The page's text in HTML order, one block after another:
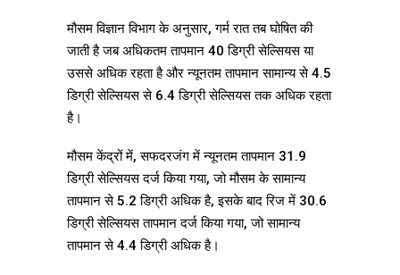
मौसम विज्ञान विभाग के अनुसार, गर्म रात तब घोषित की
जाती है जब अधिकतम तापमान 40 डिग्री सेल्सियस या
उससे अधिक रहता है और न्यूनतम तापमान सामान्य से 4.5
डिग्री सेल्सियस से 6.4 डिग्री सेल्सियस तक अधिक रहता
है।
मौसम केंद्रों में, सफदरजंग में न्यूनतम तापमान 31.9
डिग्री सेल्सियस दर्ज किया गया, जो मौसम के सामान्य
तापमान से 5.2 डिग्री अधिक है, इसके बाद रिज में 30.6
डिग्री सेल्सियस तापमान दर्ज किया गया, जो सामान्य
तापमान से 4.4 डिग्री अधिक है।